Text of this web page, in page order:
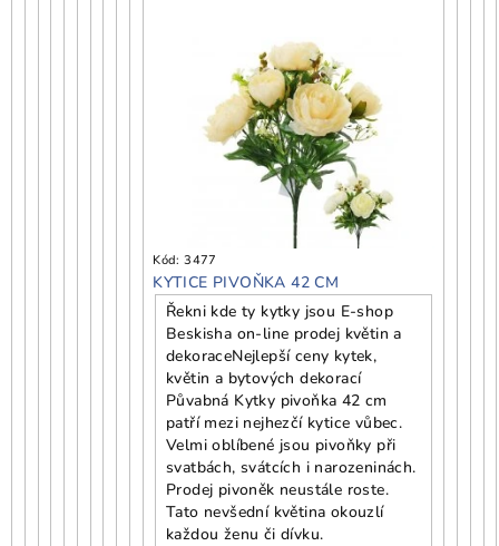
Kód: 3477
KYTICE PIVOŇKA 42 CM
Řekni kde ty kytky jsou E-shop
Beskisha on-line prodej květin a
dekoraceNejlepší ceny kytek,
květin a bytových dekorací
Půvabná Kytky pivoňka 42 cm
patří mezi nejhezčí kytice vůbec.
Velmi oblíbené jsou pivoňky při
svatbách, svátcích i narozeninách.
Prodej pivoněk neustále roste.
Tato nevšední květina okouzlí
každou ženu či dívku.